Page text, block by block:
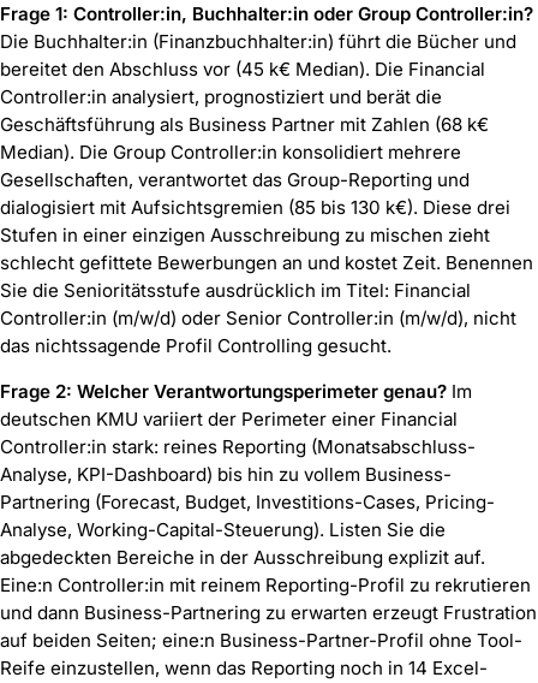
Frage 1: Controller:in, Buchhalter:in oder Group Controller:in?
Die Buchhalter:in (Finanzbuchhalter:in) führt die Bücher und
bereitet den Abschluss vor (45 k€ Median). Die Financial
Controller:in analysiert, prognostiziert und berät die
Geschäftsführung als Business Partner mit Zahlen (68 k€
Median). Die Group Controller:in konsolidiert mehrere
Gesellschaften, verantwortet das Group-Reporting und
dialogisiert mit Aufsichtsgremien (85 bis 130 k€). Diese drei
Stufen in einer einzigen Ausschreibung zu mischen zieht
schlecht gefittete Bewerbungen an und kostet Zeit. Benennen
Sie die Senioritätsstufe ausdrücklich im Titel: Financial
Controller:in (m/w/d) oder Senior Controller:in (m/w/d), nicht
das nichtssagende Profil Controlling gesucht.
Frage 2: Welcher Verantwortungsperimeter genau? Im
deutschen KMU variiert der Perimeter einer Financial
Controller:in stark: reines Reporting (Monatsabschluss-
Analyse, KPI-Dashboard) bis hin zu vollem Business-
Partnering (Forecast, Budget, Investitions-Cases, Pricing-
Analyse, Working-Capital-Steuerung). Listen Sie die
abgedeckten Bereiche in der Ausschreibung explizit auf.
Eine:n Controller:in mit reinem Reporting-Profil zu rekrutieren
und dann Business-Partnering zu erwarten erzeugt Frustration
auf beiden Seiten; eine:n Business-Partner-Profil ohne Tool-
Reife einzustellen, wenn das Reporting noch in 14 Excel-